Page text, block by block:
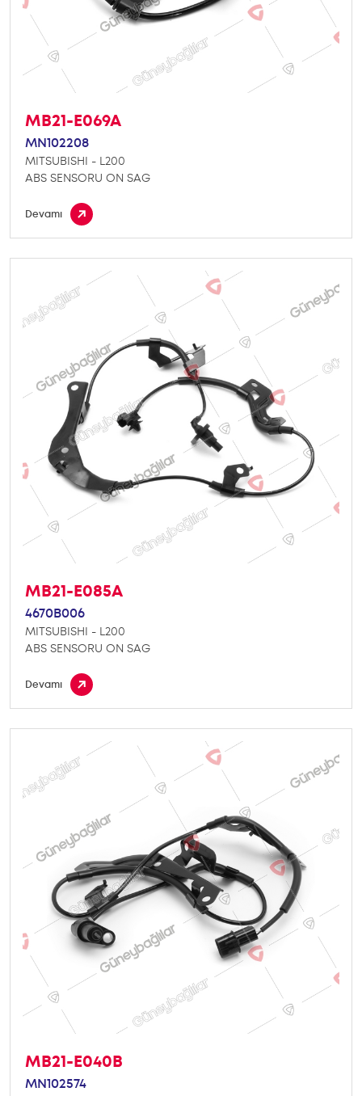
MB21-E069A
MN102208
MITSUBISHI - L200
ABS SENSORU ON SAG
Devamı
MB21-E085A
4670B006
MITSUBISHI - L200
ABS SENSORU ON SAG
Devamı
MB21-E040B
MN102574